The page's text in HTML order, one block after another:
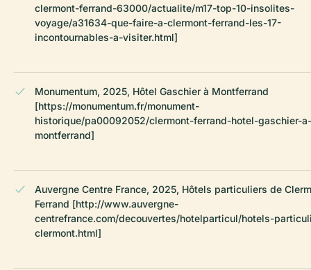
clermont-ferrand-63000/actualite/m17-top-10-insolites-
voyage/a31634-que-faire-a-clermont-ferrand-les-17-
incontournables-a-visiter.html]
Monumentum, 2025, Hôtel Gaschier à Montferrand
[https://monumentum.fr/monument-
historique/pa00092052/clermont-ferrand-hotel-gaschier-a-
montferrand]
Auvergne Centre France, 2025, Hôtels particuliers de
Ferrand [http://www.auvergne-
centrefrance.com/decouvertes/hotelparticul/hotels-
clermont.html]